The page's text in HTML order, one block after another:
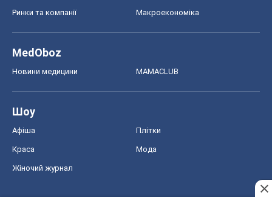
Ринки та компанії Макроекономіка
MedOboz
Новини медицини MAMACLUB
Шоу
Афіша Плітки
Краса Мода
Жіночий журнал